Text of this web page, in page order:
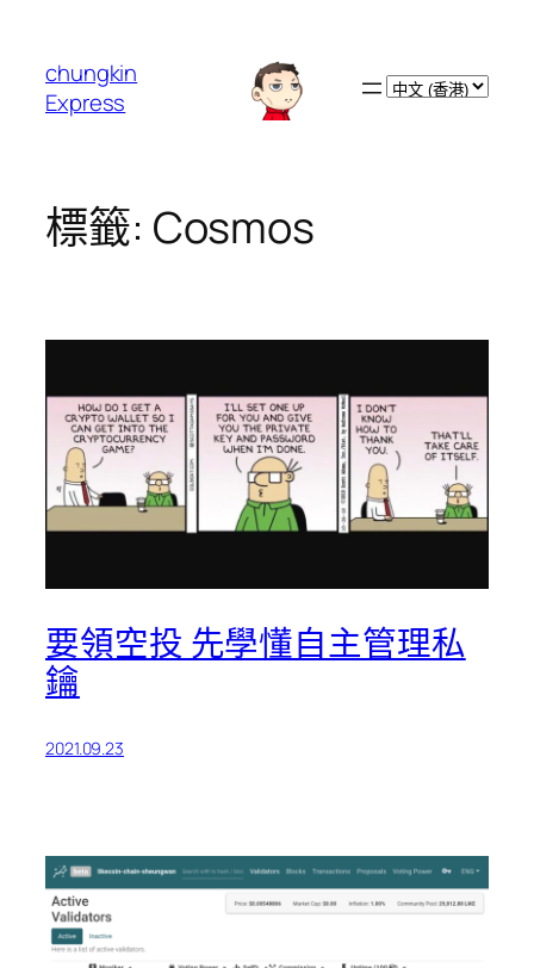
chungkin
Express
Choose
標籤: Cosmos
要領空投 先學懂自主管理私
鑰
2021.09.23